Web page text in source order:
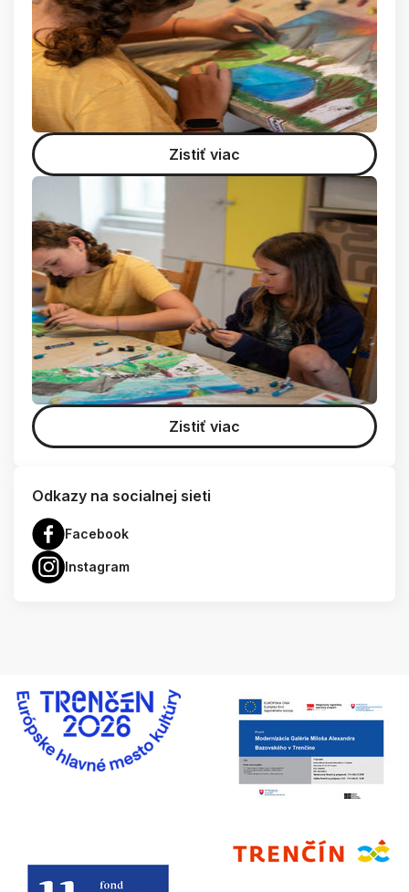
Zistiť viac
Zistiť viac
Odkazy na socialnej sieti
Facebook
Instagram